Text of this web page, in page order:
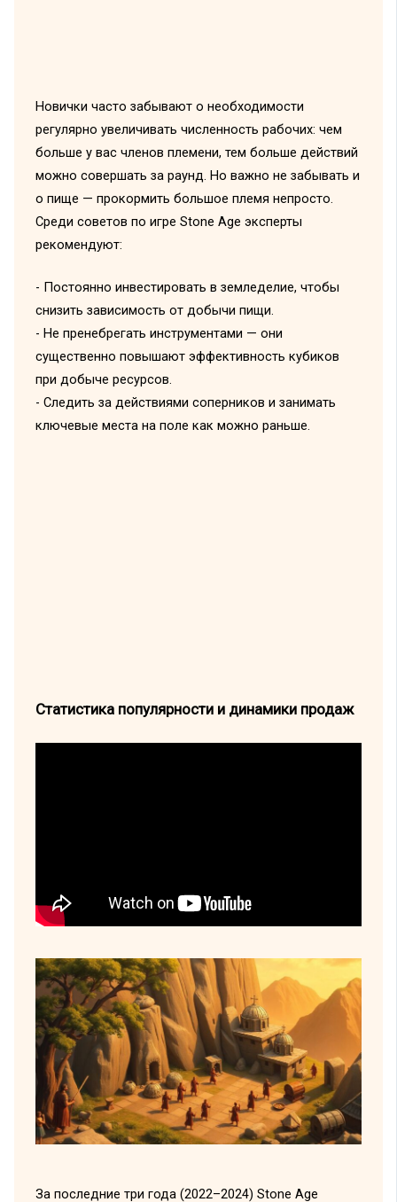
Новички часто забывают о необходимости
регулярно увеличивать численность рабочих: чем
больше у вас членов племени, тем больше действий
можно совершать за раунд. Но важно не забывать и
о пище — прокормить большое племя непросто.
Среди советов по игре Stone Age эксперты
рекомендуют:
- Постоянно инвестировать в земледелие, чтобы
снизить зависимость от добычи пищи.
- Не пренебрегать инструментами — они
существенно повышают эффективность кубиков
при добыче ресурсов.
- Следить за действиями соперников и занимать
ключевые места на поле как можно раньше.
Статистика популярности и динамики продаж
За последние три года (2022–2024) Stone Age